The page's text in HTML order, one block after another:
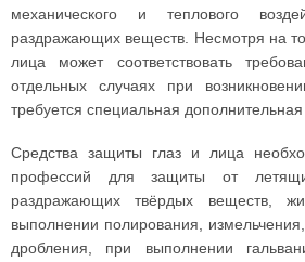
механического и теплового
раздражающих веществ. Несмотря на
лица может соответствовать
отдельных случаях при
требуется специальная дополнительная
Средства защиты глаз и лица
профессий для защиты от
раздражающих твёрдых веществ,
выполнении полирования,
дробления, при выполнении